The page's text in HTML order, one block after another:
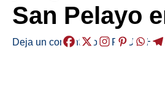
San Pelayo
Deja un comentario /ERMUA,